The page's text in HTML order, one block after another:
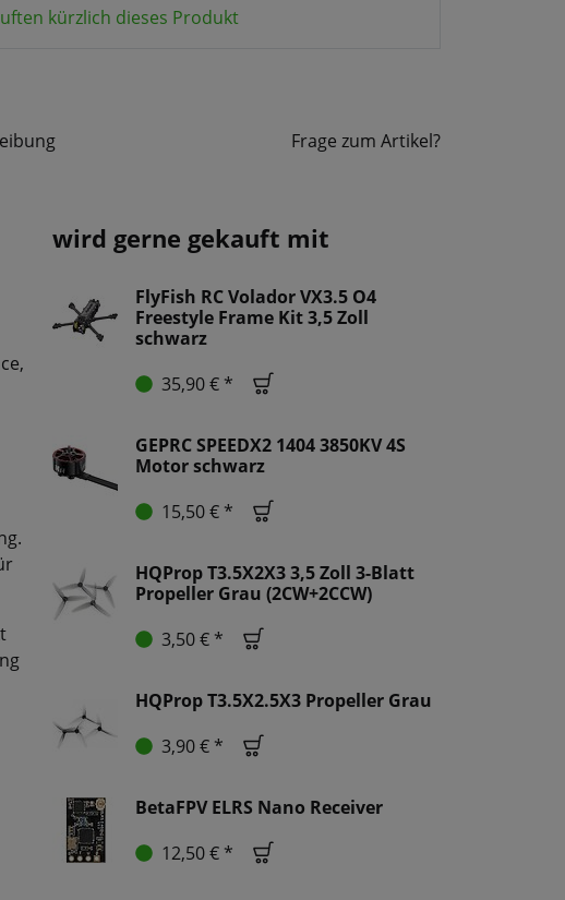
kürzlich dieses Produkt
Frage zum Artikel?
wird gerne gekauft mit
FlyFish RC Volador VX3.5 O4
Freestyle Frame Kit 3,5 Zoll
schwarz
35,90 € *
GEPRC SPEEDX2 1404 3850KV 4S
Motor schwarz
15,50 € *
HQProp T3.5X2X3 3,5 Zoll 3-Blatt
Propeller Grau (2CW+2CCW)
3,50 € *
HQProp T3.5X2.5X3 Propeller Grau
3,90 € *
BetaFPV ELRS Nano Receiver
12,50 € *